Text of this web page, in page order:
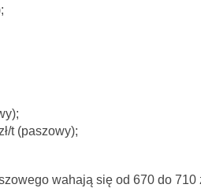
t (paszowy);
wahają się od 670 do 710